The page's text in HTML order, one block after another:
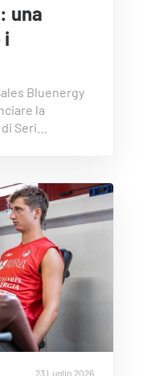
una
i
Bluenergy
la
Seri…
23 Luglio 2026